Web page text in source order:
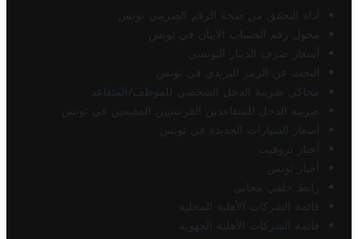
أداة التحقق من صحة الرقم الضريبي تونس
محول رقم الحساب الآيبان في تونس
أسعار صرف الدينار التونسي
البحث عن الرمز البريدي في تونس
محاكي ضريبة الدخل الشخصي للموظف/المتقاعد
ضريبة الدخل للمتقاعدين الفرنسيين المقيمين في تونس
أسعار السيارات الجديدة في تونس
أخبار تروفيت
أخبار تونس
رابط خلفي مجاني
قائمة الشركات الأهلية المحلية
قائمة الشركات الأهلية الجهوية